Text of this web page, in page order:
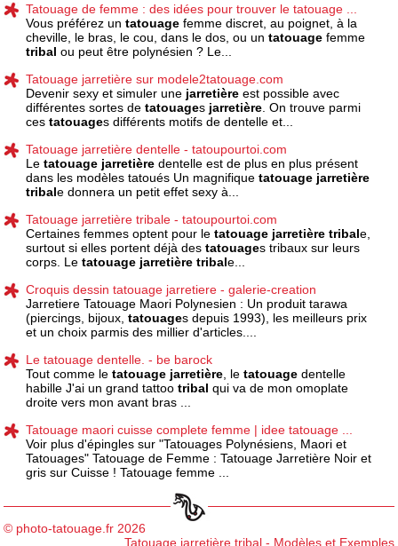
Tatouage de femme : des idées pour trouver le tatouage ...
Vous préférez untatouage femme discret, au poignet, à la
cheville, le bras, le cou, dans le dos, ou untatouage femme
tribal ou peut être polynésien ? Le...
Tatouage jarretière sur modele2tatouage.com
Devenir sexy et simuler une jarretière est possible avec
différentes sortes detatouages jarretière . On trouve parmi
cestatouages différents motifs de dentelle et...
Tatouage jarretière dentelle - tatoupourtoi.com
Letatouage jarretière dentelle est de plus en plus présent
dans les modèles tatoués Un magnifiquetatouage jarretière
tribale donnera un petit effet sexy à...
Tatouage jarretière tribale - tatoupourtoi.com
Certaines femmes optent pour letatouage jarretière tribale,
surtout si elles portent déjà destatouages tribaux sur leurs
corps. Letatouage jarretière tribale...
Croquis dessin tatouage jarretiere - galerie-creation
Jarretiere Tatouage Maori Polynesien : Un produit tarawa
(piercings, bijoux,tatouages depuis 1993), les meilleurs prix
et un choix parmis des millier d'articles....
Le tatouage dentelle. - be barock
Tout comme letatouage jarretière , letatouage dentelle
habille J'ai un grand tattootribal qui va de mon omoplate
droite vers mon avant bras ...
Tatouage maori cuisse complete femme | idee tatouage ...
Voir plus d'épingles sur "Tatouages Polynésiens, Maori et
Tatouages" Tatouage de Femme : Tatouage Jarretière Noir et
gris sur Cuisse ! Tatouage femme ...
© photo-tatouage.fr 2026
Tatouage jarretière tribal - Modèles et Exemples